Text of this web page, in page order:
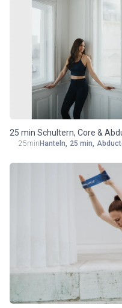
25 min Schultern, Core &
friendly)
25min Hanteln, 25 min,